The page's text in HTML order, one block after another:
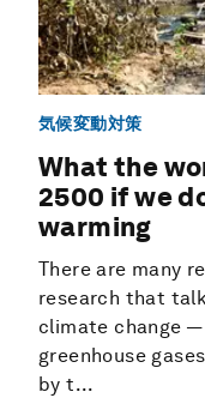
気候変動対策
What the
2500 if we
warming
There are many
research that
climate change
greenhouse
by t...